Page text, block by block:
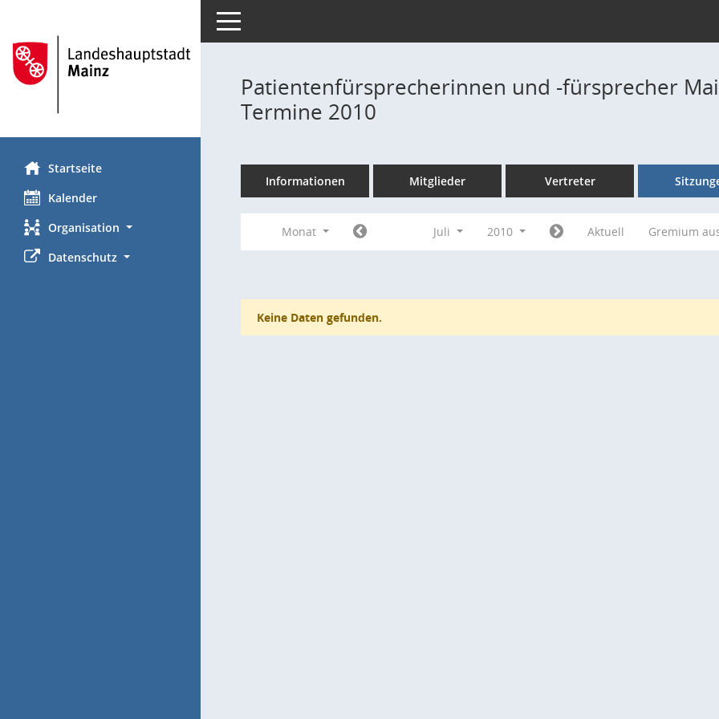
Startseite
Kalender
Organisation
Datenschutz
Toggle navigation
Patientenfürsprecherinnen und -fürsprecher
Termine 2010
Informationen Mitglieder Vertreter
Monat Juli 2010 Aktuell Gremium
Keine Daten gefunden.